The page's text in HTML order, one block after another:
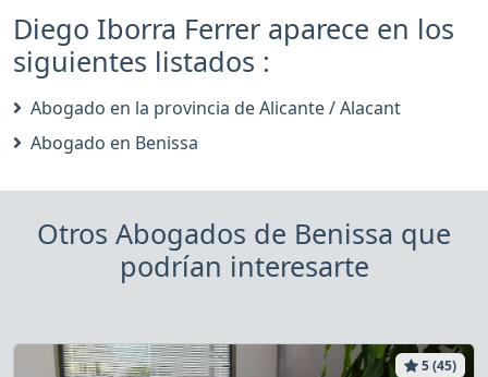
Diego Iborra Ferrer aparece en los
siguientes listados :
Abogado en la provincia de Alicante / Alacant
Abogado en Benissa
Otros Abogados de Benissa que
podrían interesarte
5 (45)